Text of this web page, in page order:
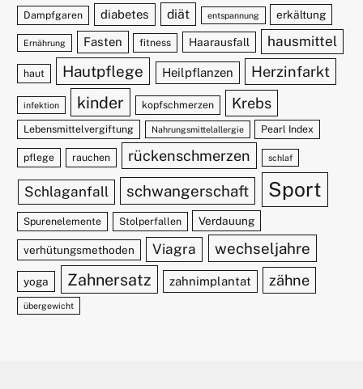
Dampfgaren diabetes diät entspannung erkältung
Ernährung Fasten fitness Haarausfall hausmittel
haut Hautpflege Heilpflanzen Herzinfarkt
infektion kinder kopfschmerzen Krebs
Lebensmittelvergiftung Nahrungsmittelallergie Pearl Index
pflege rauchen rückenschmerzen schlaf
Schlaganfall schwangerschaft Sport
Spurenelemente Stolperfallen Verdauung
verhütungsmethoden Viagra wechseljahre
yoga Zahnersatz zahnimplantat zähne
übergewicht